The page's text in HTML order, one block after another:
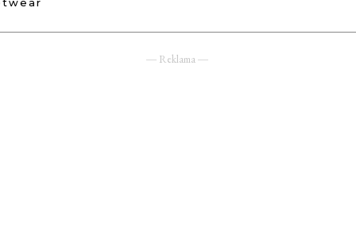
― Reklama ―